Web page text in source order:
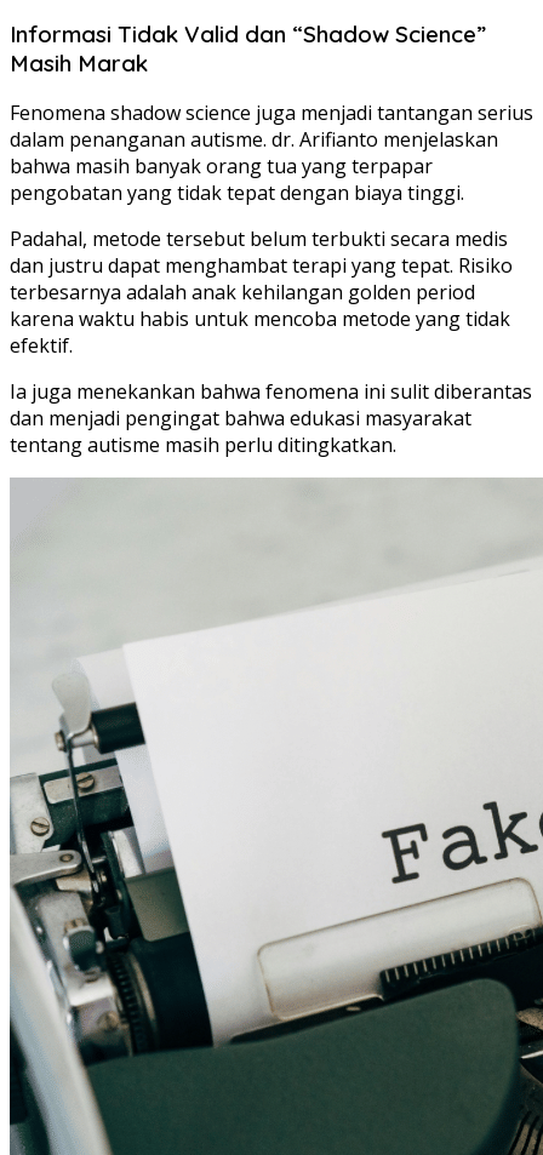
Informasi Tidak Valid dan “Shadow Science”
Masih Marak
Fenomena shadow science juga menjadi tantangan serius
dalam penanganan autisme. dr. Arifianto menjelaskan
bahwa masih banyak orang tua yang terpapar
pengobatan yang tidak tepat dengan biaya tinggi.
Padahal, metode tersebut belum terbukti secara medis
dan justru dapat menghambat terapi yang tepat. Risiko
terbesarnya adalah anak kehilangan golden period
karena waktu habis untuk mencoba metode yang tidak
efektif.
Ia juga menekankan bahwa fenomena ini sulit diberantas
dan menjadi pengingat bahwa edukasi masyarakat
tentang autisme masih perlu ditingkatkan.